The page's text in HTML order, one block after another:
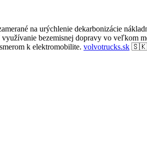
na urýchlenie dekarbonizácie
bezemisnej dopravy vo veľkom
k elektromobilite. volvotrucks.sk 🇸🇰